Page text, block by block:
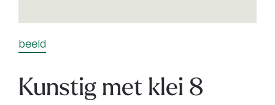
beeld
Kunstig met klei 8